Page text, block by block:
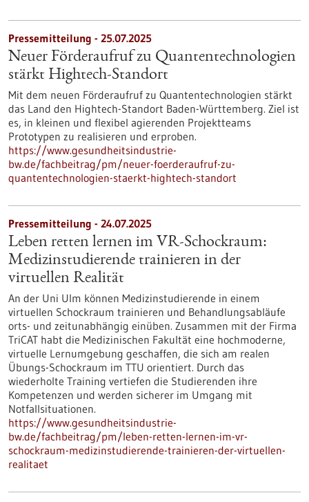
Pressemitteilung - 25.07.2025
Neuer Förderaufruf zu Quantentechnologien
stärkt Hightech-Standort
Mit dem neuen Förderaufruf zu Quantentechnologien stärkt
das Land den Hightech-Standort Baden-Württemberg. Ziel ist
es, in kleinen und flexibel agierenden Projektteams
Prototypen zu realisieren und erproben.
https://www.gesundheitsindustrie-
bw.de/fachbeitrag/pm/neuer-foerderaufruf-zu-
quantentechnologien-staerkt-hightech-standort
Pressemitteilung - 24.07.2025
Leben retten lernen im VR-Schockraum:
Medizinstudierende trainieren in der
virtuellen Realität
An der Uni Ulm können Medizinstudierende in einem
virtuellen Schockraum trainieren und Behandlungsabläufe
orts- und zeitunabhängig einüben. Zusammen mit der Firma
TriCAT habt die Medizinischen Fakultät eine hochmoderne,
virtuelle Lernumgebung geschaffen, die sich am realen
Übungs-Schockraum im TTU orientiert. Durch das
wiederholte Training vertiefen die Studierenden ihre
Kompetenzen und werden sicherer im Umgang mit
Notfallsituationen.
https://www.gesundheitsindustrie-
bw.de/fachbeitrag/pm/leben-retten-lernen-im-vr-
schockraum-medizinstudierende-trainieren-der-virtuellen-
realitaet